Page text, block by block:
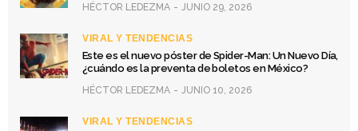
HÉCTOR LEDEZMA JUNIO 29, 2026
VIRAL Y TENDENCIAS
Este es el nuevo póster de Spider-Man: Un Nuevo Día,
¿cuándo es la preventa de boletos en México?
HÉCTOR LEDEZMA JUNIO 10, 2026
VIRAL Y TENDENCIAS